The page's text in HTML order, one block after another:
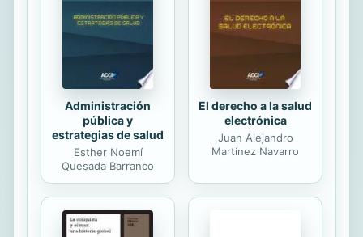
Goodin argues against the
individualization of welfare policy and
expounds the virtues of collective
Administración
pública y
estrategias de salud
Esther Noemí
Quesada Barranco
El derecho a la salud
electrónica
Juan Alejandro
Martínez Navarro